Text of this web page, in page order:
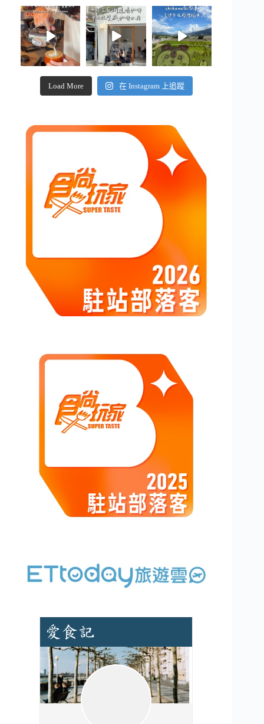
Load More 在 Instagram 上追蹤